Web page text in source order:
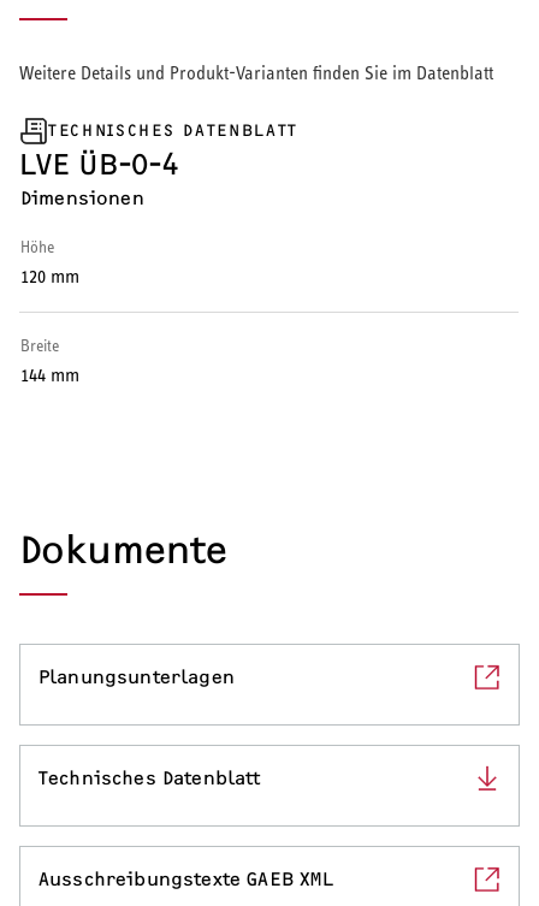
WARMWASSER
Durchlauferhitzer
Warmwasser-Wärmepumpe
Kochendwassergeräte
SERVICE
Serviceleistungen
Weitere Details und Produkt-Varianten finden Sie im Datenblatt
TECHNISCHES DATENBLATT
LVE ÜB-O-4
Dimensionen
Höhe
120 mm
Breite
144 mm
Dokumente
Planungsunterlagen
Technisches Datenblatt
Ausschreibungstexte GAEB XML